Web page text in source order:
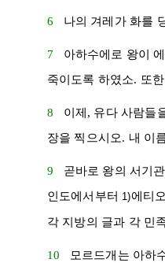
6 나의 겨레가 화를
7 아하수에로 왕이
죽이도록 하였소. 또
8 이제, 유다사람들
장을 찍으시오. 내 이
9 곧바로 왕의 서기
인도에서부터 1)에티
각 지방의 글과 각 민
10 모르드개 는 아하